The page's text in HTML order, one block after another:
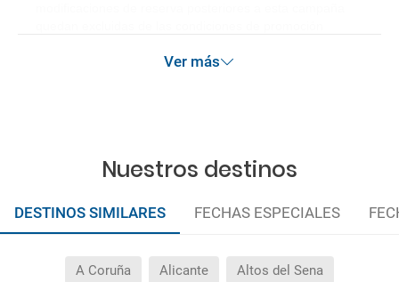
Ver más
Nuestros destinos
DESTINOS SIMILARES FECHAS ESPECIALES
A Coruña Alicante Altos del Sena